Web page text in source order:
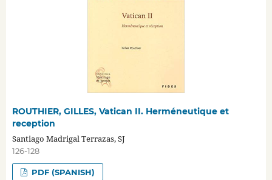
ROUTHIER, GILLES, Vatican II. Herméneutique et
reception
Santiago Madrigal Terrazas, SJ
126-128
PDF (SPANISH)